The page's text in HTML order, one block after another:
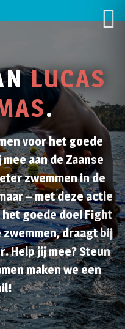
LUCAS
.
voor het goede
aan de Zaanse
zwemmen in de
– met deze actie
goede doel Fight
draagt bij
Help jij mee? Steun
maken we een